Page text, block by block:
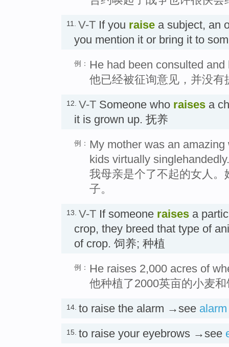
11. V-T If you raise a subject, an
you mention it or bring it to
例： He had been consulted
他已经被征询意见，并没有
12. V-T Someone who raises a
it is grown up. 抚养
例： My mother was an
kids virtually singlehandedly.
我母亲是个了不起的女人
子。
13. V-T If someone raises a
crop, they breed that type of
of crop. 饲养; 种植
例： He raises 2,000 acres of
他种植了2000英亩的小麦
14. to raise the alarm →see alarm
15. to raise your eyebrows →see